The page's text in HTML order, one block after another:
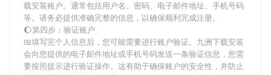
载安装账户。通常包括用户名、密码、电子邮件地址、手机号码
等。请务必提供准确完整的信息，以确保顺利完成注册。
🌔第四步：验证账户
🍱填写完个人信息后，您可能需要进行账户验证。 九洲下载安装
会向您提供的电子邮件地址或手机号码发送一条验证信息，您需
要按照提示进行验证操作。这有助于确保账户的安全性，并防止